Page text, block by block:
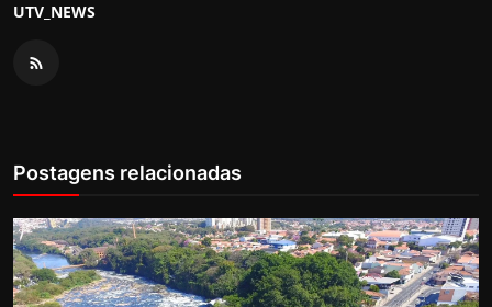
UTV_NEWS
Postagens relacionadas